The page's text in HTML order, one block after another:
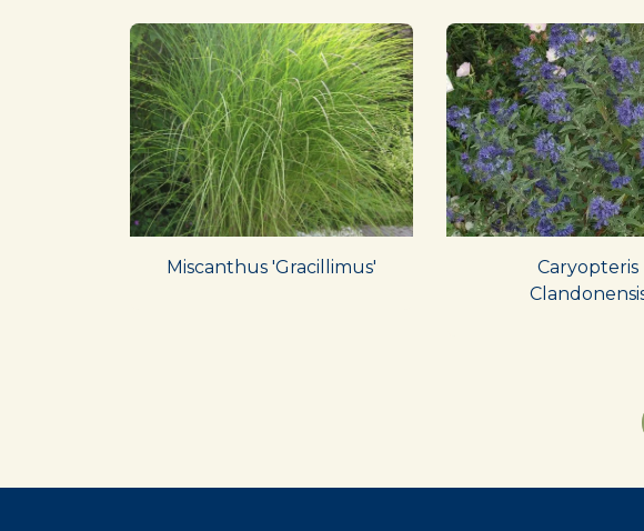
Miscanthus 'Gracillimus'
Caryopteris